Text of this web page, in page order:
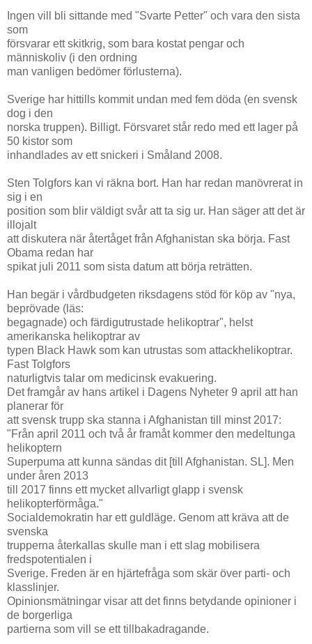
Ingen vill bli sittande med "Svarte Petter" och vara den sista
som
försvarar ett skitkrig, som bara kostat pengar och
människoliv (i den ordning
man vanligen bedömer förlusterna).
Sverige har hittills kommit undan med fem döda (en svensk
dog i den
norska truppen). Billigt. Försvaret står redo med ett lager på
50 kistor som
inhandlades av ett snickeri i Småland 2008.
Sten Tolgfors kan vi räkna bort. Han har redan manövrerat in
sig i en
position som blir väldigt svår att ta sig ur. Han säger att det är
illojalt
att diskutera när återtåget från Afghanistan ska börja. Fast
Obama redan har
spikat juli 2011 som sista datum att börja reträtten.
Han begär i vårdbudgeten riksdagens stöd för köp av "nya,
beprövade (läs:
begagnade) och färdigutrustade helikoptrar", helst
amerikanska helikoptrar av
typen Black Hawk som kan utrustas som attackhelikoptrar.
Fast Tolgfors
naturligtvis talar om medicinsk evakuering.
Det framgår av hans artikel i Dagens Nyheter 9 april att han
planerar för
att svensk trupp ska stanna i Afghanistan till minst 2017:
"Från april 2011 och två år framåt kommer den medeltunga
helikoptern
Superpuma att kunna sändas dit [till Afghanistan. SL]. Men
under åren 2013
till 2017 finns ett mycket allvarligt glapp i svensk
helikopterförmåga."
Socialdemokratin har ett guldläge. Genom att kräva att de
svenska
trupperna återkallas skulle man i ett slag mobilisera
fredspotentialen i
Sverige. Freden är en hjärtefråga som skär över parti- och
klasslinjer.
Opinionsmätningar visar att det finns betydande opinioner i
de borgerliga
partierna som vill se ett tillbakadragande.